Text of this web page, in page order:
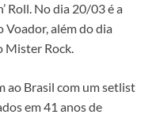
Roll. No dia 20/03 é a
Voador, além do dia
Mister Rock.
ao Brasil com um setlist
em 41 anos de